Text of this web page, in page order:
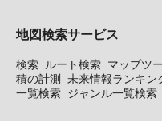
地図検索サービス
検索 ルート検索 マップツ
積の計測
未来情報ランキン
一覧検索 ジャンル一覧検索